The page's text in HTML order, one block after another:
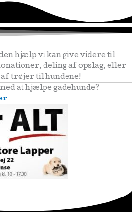
hjælp vi kan give videre til
deling af opslag, eller
trøjer til hundene!
at hjælpe gadehunde?